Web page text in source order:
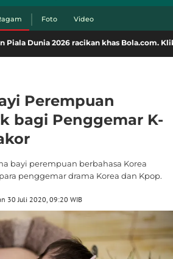
Foto Video
racikan khas Bola.com. Klik di sini!
Perempuan
bagi Penggemar K-
bayi perempuan berbahasa Korea
penggemar drama Korea dan Kpop.
30 Juli 2020, 09:20 WIB